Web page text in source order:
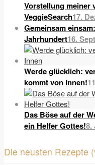
Vorstellung meiner
VeggieSearch17.
Gemeinsam
Jahrhundert16.
Werde glücklich:
kommt von Innen!
Das Böse auf der
ein Helfer Gottes!8.
Die neusten Rezepte